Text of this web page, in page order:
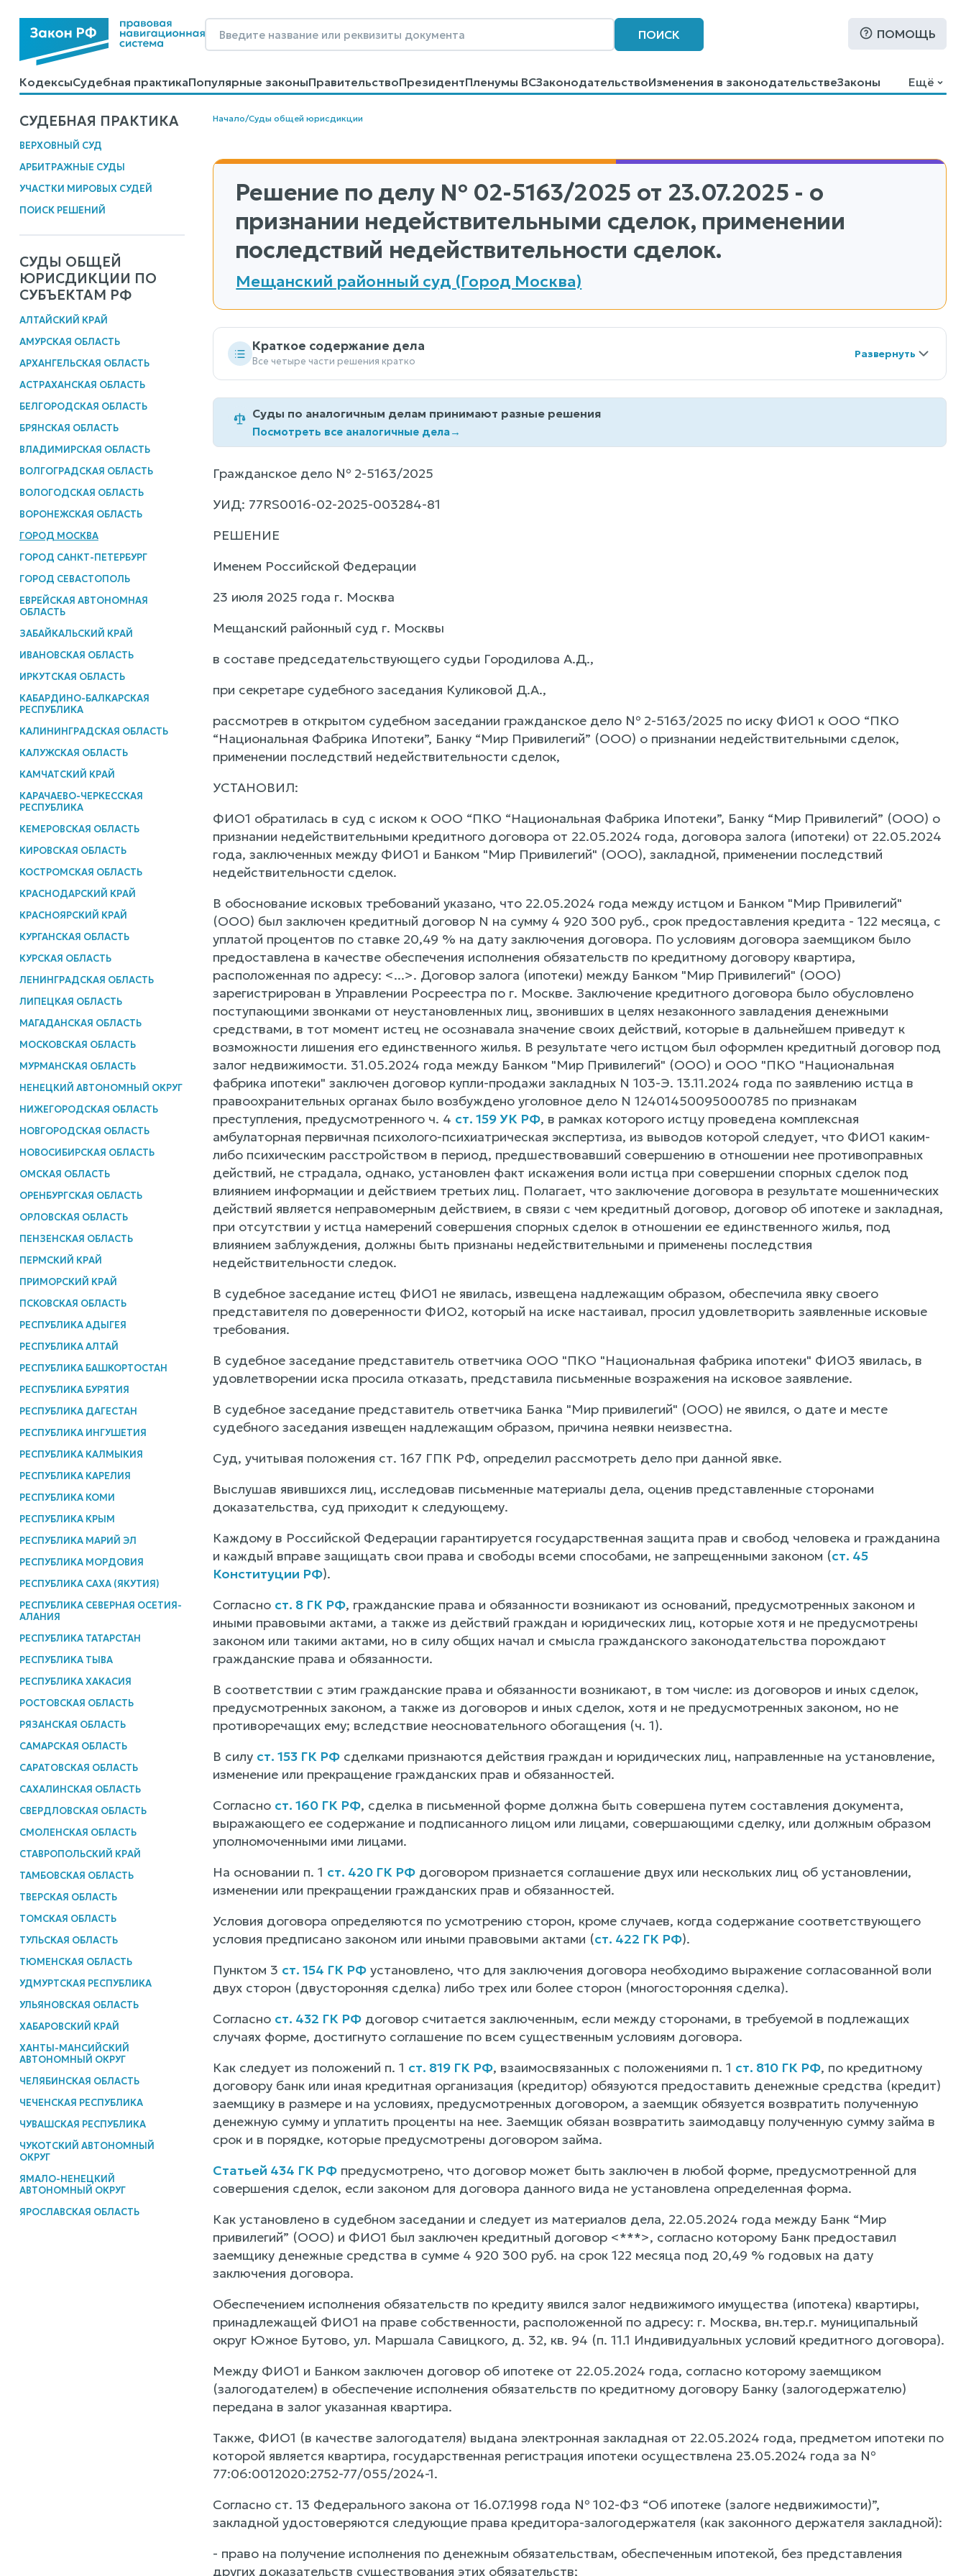
ПОИСК ПОМОЩЬ
КодексыСудебная практикаПопулярные законыПравительствоПрезидентПленумы ВСЗаконодательствоИзменения в законодательствеЗаконы
КалькуляторыСправочные материалыОбразцы договоровКонтактыПомощьПоиск
Ещё
СУДЕБНАЯ ПРАКТИКА
ВЕРХОВНЫЙ СУД
АРБИТРАЖНЫЕ СУДЫ
УЧАСТКИ МИРОВЫХ СУДЕЙ
ПОИСК РЕШЕНИЙ
СУДЫ ОБЩЕЙ
ЮРИСДИКЦИИ ПО
СУБЪЕКТАМ РФ
АЛТАЙСКИЙ КРАЙ
АМУРСКАЯ ОБЛАСТЬ
АРХАНГЕЛЬСКАЯ ОБЛАСТЬ
АСТРАХАНСКАЯ ОБЛАСТЬ
БЕЛГОРОДСКАЯ ОБЛАСТЬ
БРЯНСКАЯ ОБЛАСТЬ
ВЛАДИМИРСКАЯ ОБЛАСТЬ
ВОЛГОГРАДСКАЯ ОБЛАСТЬ
ВОЛОГОДСКАЯ ОБЛАСТЬ
ВОРОНЕЖСКАЯ ОБЛАСТЬ
ГОРОД МОСКВА
ГОРОД САНКТ-ПЕТЕРБУРГ
ГОРОД СЕВАСТОПОЛЬ
ЕВРЕЙСКАЯ АВТОНОМНАЯ
ОБЛАСТЬ
ЗАБАЙКАЛЬСКИЙ КРАЙ
ИВАНОВСКАЯ ОБЛАСТЬ
ИРКУТСКАЯ ОБЛАСТЬ
КАБАРДИНО-БАЛКАРСКАЯ
РЕСПУБЛИКА
КАЛИНИНГРАДСКАЯ ОБЛАСТЬ
КАЛУЖСКАЯ ОБЛАСТЬ
КАМЧАТСКИЙ КРАЙ
КАРАЧАЕВО-ЧЕРКЕССКАЯ
РЕСПУБЛИКА
КЕМЕРОВСКАЯ ОБЛАСТЬ
КИРОВСКАЯ ОБЛАСТЬ
КОСТРОМСКАЯ ОБЛАСТЬ
КРАСНОДАРСКИЙ КРАЙ
КРАСНОЯРСКИЙ КРАЙ
КУРГАНСКАЯ ОБЛАСТЬ
КУРСКАЯ ОБЛАСТЬ
ЛЕНИНГРАДСКАЯ ОБЛАСТЬ
ЛИПЕЦКАЯ ОБЛАСТЬ
МАГАДАНСКАЯ ОБЛАСТЬ
МОСКОВСКАЯ ОБЛАСТЬ
МУРМАНСКАЯ ОБЛАСТЬ
НЕНЕЦКИЙ АВТОНОМНЫЙ ОКРУГ
НИЖЕГОРОДСКАЯ ОБЛАСТЬ
НОВГОРОДСКАЯ ОБЛАСТЬ
НОВОСИБИРСКАЯ ОБЛАСТЬ
ОМСКАЯ ОБЛАСТЬ
ОРЕНБУРГСКАЯ ОБЛАСТЬ
ОРЛОВСКАЯ ОБЛАСТЬ
ПЕНЗЕНСКАЯ ОБЛАСТЬ
ПЕРМСКИЙ КРАЙ
ПРИМОРСКИЙ КРАЙ
ПСКОВСКАЯ ОБЛАСТЬ
РЕСПУБЛИКА АДЫГЕЯ
РЕСПУБЛИКА АЛТАЙ
РЕСПУБЛИКА БАШКОРТОСТАН
РЕСПУБЛИКА БУРЯТИЯ
РЕСПУБЛИКА ДАГЕСТАН
РЕСПУБЛИКА ИНГУШЕТИЯ
РЕСПУБЛИКА КАЛМЫКИЯ
РЕСПУБЛИКА КАРЕЛИЯ
РЕСПУБЛИКА КОМИ
РЕСПУБЛИКА КРЫМ
РЕСПУБЛИКА МАРИЙ ЭЛ
РЕСПУБЛИКА МОРДОВИЯ
РЕСПУБЛИКА САХА (ЯКУТИЯ)
РЕСПУБЛИКА СЕВЕРНАЯ ОСЕТИЯ-
АЛАНИЯ
РЕСПУБЛИКА ТАТАРСТАН
РЕСПУБЛИКА ТЫВА
РЕСПУБЛИКА ХАКАСИЯ
РОСТОВСКАЯ ОБЛАСТЬ
РЯЗАНСКАЯ ОБЛАСТЬ
САМАРСКАЯ ОБЛАСТЬ
САРАТОВСКАЯ ОБЛАСТЬ
САХАЛИНСКАЯ ОБЛАСТЬ
СВЕРДЛОВСКАЯ ОБЛАСТЬ
СМОЛЕНСКАЯ ОБЛАСТЬ
СТАВРОПОЛЬСКИЙ КРАЙ
ТАМБОВСКАЯ ОБЛАСТЬ
ТВЕРСКАЯ ОБЛАСТЬ
ТОМСКАЯ ОБЛАСТЬ
ТУЛЬСКАЯ ОБЛАСТЬ
ТЮМЕНСКАЯ ОБЛАСТЬ
УДМУРТСКАЯ РЕСПУБЛИКА
УЛЬЯНОВСКАЯ ОБЛАСТЬ
ХАБАРОВСКИЙ КРАЙ
ХАНТЫ-МАНСИЙСКИЙ
АВТОНОМНЫЙ ОКРУГ
ЧЕЛЯБИНСКАЯ ОБЛАСТЬ
ЧЕЧЕНСКАЯ РЕСПУБЛИКА
ЧУВАШСКАЯ РЕСПУБЛИКА
ЧУКОТСКИЙ АВТОНОМНЫЙ
ОКРУГ
ЯМАЛО-НЕНЕЦКИЙ
АВТОНОМНЫЙ ОКРУГ
ЯРОСЛАВСКАЯ ОБЛАСТЬ
Начало/Суды общей юрисдикции
Решение по делу № 02-5163/2025 от 23.07.2025 - о
признании недействительными сделок, применении
последствий недействительности сделок.
Мещанский районный суд (Город Москва)
Краткое содержание дела
Все четыре части решения кратко
Суды по аналогичным делам принимают разные решения
Посмотреть все аналогичные дела→
Гражданское дело № 2-5163/2025
УИД: 77RS0016-02-2025-003284-81
РЕШЕНИЕ
Именем Российской Федерации
23 июля 2025 года г. Москва
Мещанский районный суд г. Москвы
в составе председательствующего судьи Городилова А.Д.,
при секретаре судебного заседания Куликовой Д.А.,
рассмотрев в открытом судебном заседании гражданское дело № 2-5163/2025 по иску ФИО1 к ООО “ПКО
“Национальная Фабрика Ипотеки”, Банку “Мир Привилегий” (ООО) о признании недействительными сделок,
применении последствий недействительности сделок,
УСТАНОВИЛ:
ФИО1 обратилась в суд с иском к ООО “ПКО “Национальная Фабрика Ипотеки”, Банку “Мир Привилегий” (ООО) о
признании недействительными кредитного договора от 22.05.2024 года, договора залога (ипотеки) от 22.05.2024
года, заключенных между ФИО1 и Банком "Мир Привилегий" (ООО), закладной, применении последствий
недействительности сделок.
В обоснование исковых требований указано, что 22.05.2024 года между истцом и Банком "Мир Привилегий"
(ООО) был заключен кредитный договор N на сумму 4 920 300 руб., срок предоставления кредита - 122 месяца, с
уплатой процентов по ставке 20,49 % на дату заключения договора. По условиям договора заемщиком было
предоставлена в качестве обеспечения исполнения обязательств по кредитному договору квартира,
расположенная по адресу: <...>. Договор залога (ипотеки) между Банком "Мир Привилегий" (ООО)
зарегистрирован в Управлении Росреестра по г. Москве. Заключение кредитного договора было обусловлено
поступающими звонками от неустановленных лиц, звонивших в целях незаконного завладения денежными
средствами, в тот момент истец не осознавала значение своих действий, которые в дальнейшем приведут к
возможности лишения его единственного жилья. В результате чего истцом был оформлен кредитный договор под
залог недвижимости. 31.05.2024 года между Банком "Мир Привилегий" (ООО) и ООО "ПКО "Национальная
фабрика ипотеки" заключен договор купли-продажи закладных N 103-Э. 13.11.2024 года по заявлению истца в
правоохранительных органах было возбуждено уголовное дело N 12401450095000785 по признакам
преступления, предусмотренного ч. 4 ст. 159 УК РФ, в рамках которого истцу проведена комплексная
амбулаторная первичная психолого-психиатрическая экспертиза, из выводов которой следует, что ФИО1 каким-
либо психическим расстройством в период, предшествовавший совершению в отношении нее противоправных
действий, не страдала, однако, установлен факт искажения воли истца при совершении спорных сделок под
влиянием информации и действием третьих лиц. Полагает, что заключение договора в результате мошеннических
действий является неправомерным действием, в связи с чем кредитный договор, договор об ипотеке и закладная,
при отсутствии у истца намерений совершения спорных сделок в отношении ее единственного жилья, под
влиянием заблуждения, должны быть признаны недействительными и применены последствия
недействительности следок.
В судебное заседание истец ФИО1 не явилась, извещена надлежащим образом, обеспечила явку своего
представителя по доверенности ФИО2, который на иске настаивал, просил удовлетворить заявленные исковые
требования.
В судебное заседание представитель ответчика ООО "ПКО "Национальная фабрика ипотеки" ФИО3 явилась, в
удовлетворении иска просила отказать, представила письменные возражения на исковое заявление.
В судебное заседание представитель ответчика Банка "Мир привилегий" (ООО) не явился, о дате и месте
судебного заседания извещен надлежащим образом, причина неявки неизвестна.
Суд, учитывая положения ст. 167 ГПК РФ, определил рассмотреть дело при данной явке.
Выслушав явившихся лиц, исследовав письменные материалы дела, оценив представленные сторонами
доказательства, суд приходит к следующему.
Каждому в Российской Федерации гарантируется государственная защита прав и свобод человека и гражданина
и каждый вправе защищать свои права и свободы всеми способами, не запрещенными законом (ст. 45
Конституции РФ).
Согласно ст. 8 ГК РФ, гражданские права и обязанности возникают из оснований, предусмотренных законом и
иными правовыми актами, а также из действий граждан и юридических лиц, которые хотя и не предусмотрены
законом или такими актами, но в силу общих начал и смысла гражданского законодательства порождают
гражданские права и обязанности.
В соответствии с этим гражданские права и обязанности возникают, в том числе: из договоров и иных сделок,
предусмотренных законом, а также из договоров и иных сделок, хотя и не предусмотренных законом, но не
противоречащих ему; вследствие неосновательного обогащения (ч. 1).
В силу ст. 153 ГК РФсделками признаются действия граждан и юридических лиц, направленные на установление,
изменение или прекращение гражданских прав и обязанностей.
Согласно ст. 160 ГК РФ, сделка в письменной форме должна быть совершена путем составления документа,
выражающего ее содержание и подписанного лицом или лицами, совершающими сделку, или должным образом
уполномоченными ими лицами.
На основании п. 1 ст. 420 ГК РФдоговором признается соглашение двух или нескольких лиц об установлении,
изменении или прекращении гражданских прав и обязанностей.
Условия договора определяются по усмотрению сторон, кроме случаев, когда содержание соответствующего
условия предписано законом или иными правовыми актами (ст. 422 ГК РФ).
Пунктом 3 ст. 154 ГК РФустановлено, что для заключения договора необходимо выражение согласованной воли
двух сторон (двусторонняя сделка) либо трех или более сторон (многосторонняя сделка).
Согласно ст. 432 ГК РФдоговор считается заключенным, если между сторонами, в требуемой в подлежащих
случаях форме, достигнуто соглашение по всем существенным условиям договора.
Как следует из положений п. 1 ст. 819 ГК РФ, взаимосвязанных с положениями п. 1 ст. 810 ГК РФ, по кредитному
договору банк или иная кредитная организация (кредитор) обязуются предоставить денежные средства (кредит)
заемщику в размере и на условиях, предусмотренных договором, а заемщик обязуется возвратить полученную
денежную сумму и уплатить проценты на нее. Заемщик обязан возвратить заимодавцу полученную сумму займа в
срок и в порядке, которые предусмотрены договором займа.
Статьей 434 ГК РФпредусмотрено, что договор может быть заключен в любой форме, предусмотренной для
совершения сделок, если законом для договора данного вида не установлена определенная форма.
Как установлено в судебном заседании и следует из материалов дела, 22.05.2024 года между Банк “Мир
привилегий” (ООО) и ФИО1 был заключен кредитный договор <***>, согласно которому Банк предоставил
заемщику денежные средства в сумме 4 920 300 руб. на срок 122 месяца под 20,49 % годовых на дату
заключения договора.
Обеспечением исполнения обязательств по кредиту явился залог недвижимого имущества (ипотека) квартиры,
принадлежащей ФИО1 на праве собственности, расположенной по адресу: г. Москва, вн.тер.г. муниципальный
округ Южное Бутово, ул. Маршала Савицкого, д. 32, кв. 94 (п. 11.1 Индивидуальных условий кредитного договора).
Между ФИО1 и Банком заключен договор об ипотеке от 22.05.2024 года, согласно которому заемщиком
(залогодателем) в обеспечение исполнения обязательств по кредитному договору Банку (залогодержателю)
передана в залог указанная квартира.
Также, ФИО1 (в качестве залогодателя) выдана электронная закладная от 22.05.2024 года, предметом ипотеки по
которой является квартира, государственная регистрация ипотеки осуществлена 23.05.2024 года за №
77:06:0012020:2752-77/055/2024-1.
Согласно ст. 13 Федерального закона от 16.07.1998 года № 102-ФЗ “Об ипотеке (залоге недвижимости)”,
закладной удостоверяются следующие права кредитора-залогодержателя (как законного держателя закладной):
- право на получение исполнения по денежным обязательствам, обеспеченным ипотекой, без представления
других доказательств существования этих обязательств;